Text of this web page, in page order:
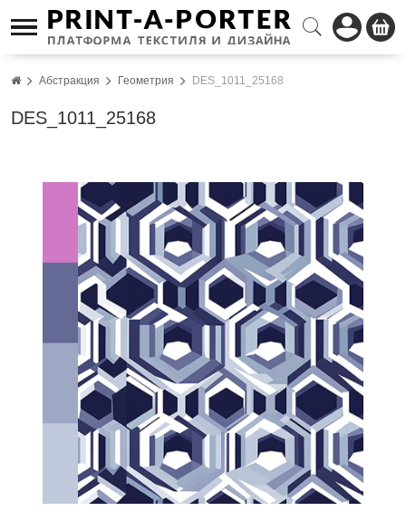
Абстракция Геометрия DES_1011_25168
DES_1011_25168